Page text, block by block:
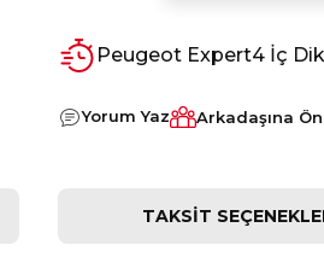
Peugeot Expert4 İç
Yorum Yaz Arkadaşına
TAKSIT